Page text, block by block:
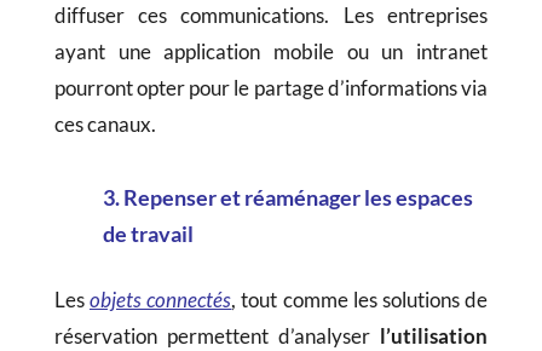
diffuser ces communications. Les entreprises
ayant une application mobile ou un intranet
pourront opter pour le partage d’informations via
ces canaux.
3. Repenser et réaménager les espaces
de travail
Lesobjets connectés, tout comme les solutions de
réservation permettent d’analyser l’utilisation